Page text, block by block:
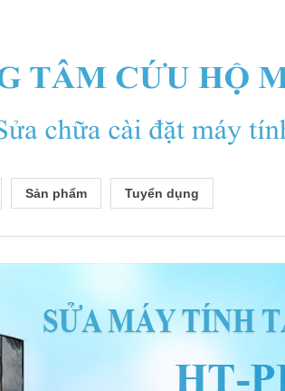
Sản phẩm Tuyển dụng